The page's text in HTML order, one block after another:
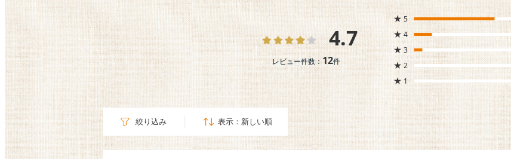
4.7
レビュー件数：12件
★ 5
★4
★ 3
★2
★ 1
絞り込み 表示：新しい順